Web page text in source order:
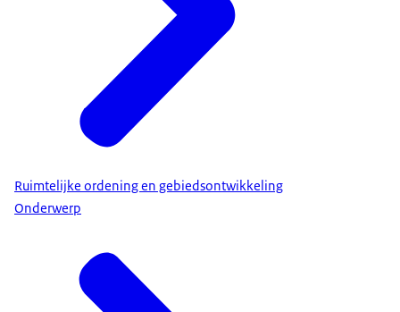
Ruimtelijke ordening en gebiedsontwikkeling
Onderwerp